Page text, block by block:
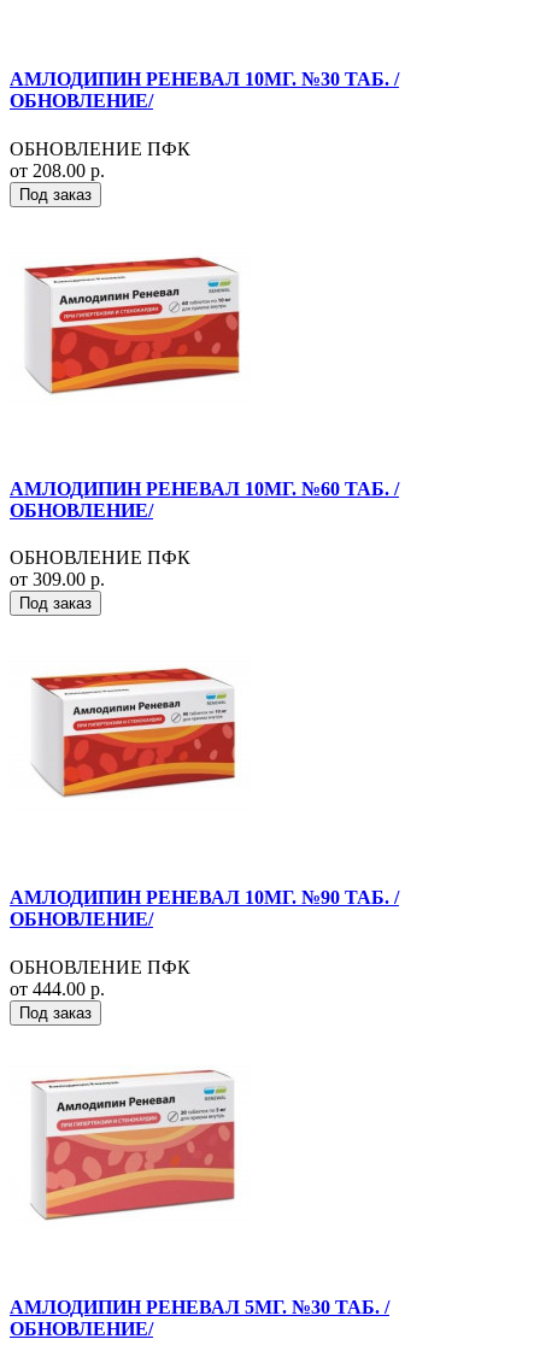
АМЛОДИПИН РЕНЕВАЛ 10МГ. №30 ТАБ. /
ОБНОВЛЕНИЕ/
ОБНОВЛЕНИЕ ПФК
от 208.00 р.
Под заказ
АМЛОДИПИН РЕНЕВАЛ 10МГ. №60 ТАБ. /
ОБНОВЛЕНИЕ/
ОБНОВЛЕНИЕ ПФК
от 309.00 р.
Под заказ
АМЛОДИПИН РЕНЕВАЛ 10МГ. №90 ТАБ. /
ОБНОВЛЕНИЕ/
ОБНОВЛЕНИЕ ПФК
от 444.00 р.
Под заказ
АМЛОДИПИН РЕНЕВАЛ 5МГ. №30 ТАБ. /
ОБНОВЛЕНИЕ/